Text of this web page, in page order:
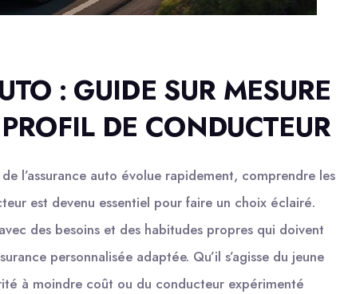
: GUIDE SUR MESURE
DE CONDUCTEUR
l’assurance auto évolue rapidement, comprendre les
est devenu essentiel pour faire un choix éclairé.
des besoins et des habitudes propres qui doivent
personnalisée adaptée. Qu’il s’agisse du jeune
à moindre coût ou du conducteur expérimenté